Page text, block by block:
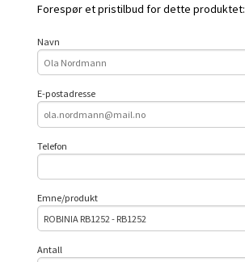
Forespør et pristilbud for dette produktet:
Navn
E-postadresse
Telefon
Emne/produkt
Antall